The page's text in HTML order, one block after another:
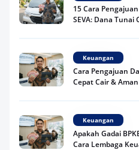
15 Cara
SEVA: Dana Tunai
Keuangan
Cara Pengajuan
Cepat Cair & Aman
Keuangan
Apakah Gadai
Cara Lembaga